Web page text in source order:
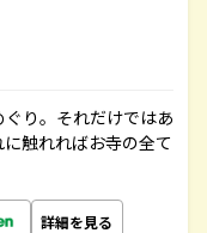
り。それだけではあ
触れればお寺の全て
詳細を見る